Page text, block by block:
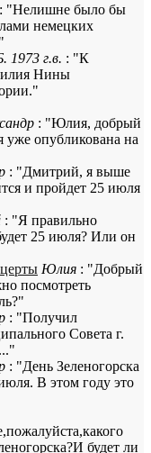
: "Нелишне было бы
немецких
1973 г.в. : "К
Нины
: "Юлия, добрый
уже опубликована на
: "Дмитрий, я выше
и пройдет 25 июля
: "Я правильно
25 июля? Или он
Юлия : "Добрый
посмотреть
: "Получил
Совета г.
: "День Зеленогорска
В этом году это
будет ли